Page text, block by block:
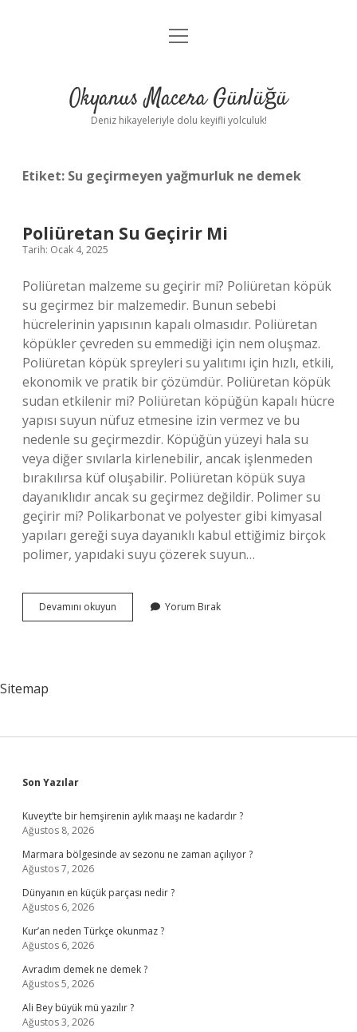
Anasayfa
Yasal Uyarı
menüyü
Okyanus Macera Günlüğü
Deniz hikayeleriyle dolu keyifli yolculuk!
Etiket: Su geçirmeyen yağmurluk ne demek
Poliüretan Su Geçirir Mi
Tarih: Ocak 4, 2025
Poliüretan malzeme su geçirir mi? Poliüretan köpük
su geçirmez bir malzemedir. Bunun sebebi
hücrelerinin yapısının kapalı olmasıdır. Poliüretan
köpükler çevreden su emmediği için nem oluşmaz.
Poliüretan köpük spreyleri su yalıtımı için hızlı, etkili,
ekonomik ve pratik bir çözümdür. Poliüretan köpük
sudan etkilenir mi? Poliüretan köpüğün kapalı hücre
yapısı suyun nüfuz etmesine izin vermez ve bu
nedenle su geçirmezdir. Köpüğün yüzeyi hala su
veya diğer sıvılarla kirlenebilir, ancak işlenmeden
bırakılırsa küf oluşabilir. Poliüretan köpük suya
dayanıklıdır ancak su geçirmez değildir. Polimer su
geçirir mi? Polikarbonat ve polyester gibi kimyasal
yapıları gereği suya dayanıklı kabul ettiğimiz birçok
polimer, yapıdaki suyu çözerek suyun…
Devamını okuyun Poliüretan
Su
Yorum Bırak
Sitemap
Sidebar
Son Yazılar
Kuveyt’te bir hemşirenin aylık maaşı ne kadardır ?
Ağustos 8, 2026
Marmara bölgesinde av sezonu ne zaman açılıyor ?
Ağustos 7, 2026
Dünyanın en küçük parçası nedir ?
Ağustos 6, 2026
Kur’an neden Türkçe okunmaz ?
Ağustos 6, 2026
Avradım demek ne demek ?
Ağustos 5, 2026
Ali Bey büyük mü yazılır ?
Ağustos 3, 2026